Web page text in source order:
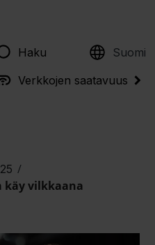
Haku Suomi
English
Verkkojen saatavuus
/
käy vilkkaana